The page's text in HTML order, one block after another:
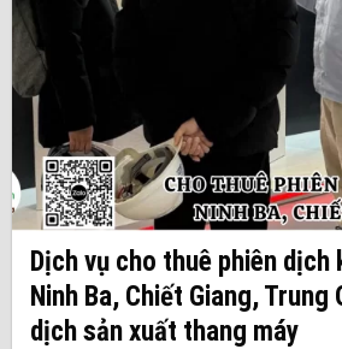
Dịch vụ cho thuê phiên
Ninh Ba, Chiết Giang, Trung
dịch sản xuất thang máy